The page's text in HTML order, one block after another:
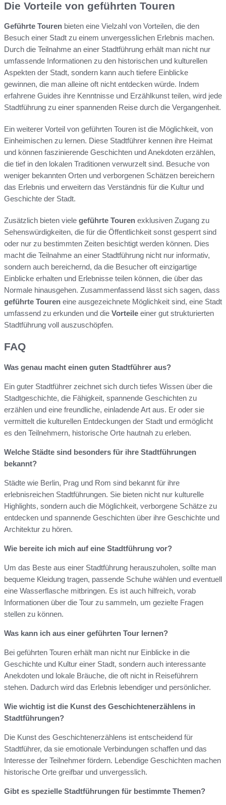
Die Vorteile von geführten Touren
Geführte Touren bieten eine Vielzahl von Vorteilen, die den
Besuch einer Stadt zu einem unvergesslichen Erlebnis machen.
Durch die Teilnahme an einer Stadtführung erhält man nicht nur
umfassende Informationen zu den historischen und kulturellen
Aspekten der Stadt, sondern kann auch tiefere Einblicke
gewinnen, die man alleine oft nicht entdecken würde. Indem
erfahrene Guides ihre Kenntnisse und Erzählkunst teilen, wird jede
Stadtführung zu einer spannenden Reise durch die Vergangenheit.
Ein weiterer Vorteil von geführten Touren ist die Möglichkeit, von
Einheimischen zu lernen. Diese Stadtführer kennen ihre Heimat
und können faszinierende Geschichten und Anekdoten erzählen,
die tief in den lokalen Traditionen verwurzelt sind. Besuche von
weniger bekannten Orten und verborgenen Schätzen bereichern
das Erlebnis und erweitern das Verständnis für die Kultur und
Geschichte der Stadt.
Zusätzlich bieten viele geführte Touren exklusiven Zugang zu
Sehenswürdigkeiten, die für die Öffentlichkeit sonst gesperrt sind
oder nur zu bestimmten Zeiten besichtigt werden können. Dies
macht die Teilnahme an einer Stadtführung nicht nur informativ,
sondern auch bereichernd, da die Besucher oft einzigartige
Einblicke erhalten und Erlebnisse teilen können, die über das
Normale hinausgehen. Zusammenfassend lässt sich sagen, dass
geführte Touren eine ausgezeichnete Möglichkeit sind, eine Stadt
umfassend zu erkunden und die Vorteile einer gut strukturierten
Stadtführung voll auszuschöpfen.
FAQ
Was genau macht einen guten Stadtführer aus?
Ein guter Stadtführer zeichnet sich durch tiefes Wissen über die
Stadtgeschichte, die Fähigkeit, spannende Geschichten zu
erzählen und eine freundliche, einladende Art aus. Er oder sie
vermittelt die kulturellen Entdeckungen der Stadt und ermöglicht
es den Teilnehmern, historische Orte hautnah zu erleben.
Welche Städte sind besonders für ihre Stadtführungen
bekannt?
Städte wie Berlin, Prag und Rom sind bekannt für ihre
erlebnisreichen Stadtführungen. Sie bieten nicht nur kulturelle
Highlights, sondern auch die Möglichkeit, verborgene Schätze zu
entdecken und spannende Geschichten über ihre Geschichte und
Architektur zu hören.
Wie bereite ich mich auf eine Stadtführung vor?
Um das Beste aus einer Stadtführung herauszuholen, sollte man
bequeme Kleidung tragen, passende Schuhe wählen und eventuell
eine Wasserflasche mitbringen. Es ist auch hilfreich, vorab
Informationen über die Tour zu sammeln, um gezielte Fragen
stellen zu können.
Was kann ich aus einer geführten Tour lernen?
Bei geführten Touren erhält man nicht nur Einblicke in die
Geschichte und Kultur einer Stadt, sondern auch interessante
Anekdoten und lokale Bräuche, die oft nicht in Reiseführern
stehen. Dadurch wird das Erlebnis lebendiger und persönlicher.
Wie wichtig ist die Kunst des Geschichtenerzählens in
Stadtführungen?
Die Kunst des Geschichtenerzählens ist entscheidend für
Stadtführer, da sie emotionale Verbindungen schaffen und das
Interesse der Teilnehmer fördern. Lebendige Geschichten machen
historische Orte greifbar und unvergesslich.
Gibt es spezielle Stadtführungen für bestimmte Themen?